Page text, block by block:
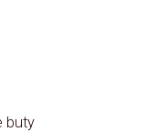
buty